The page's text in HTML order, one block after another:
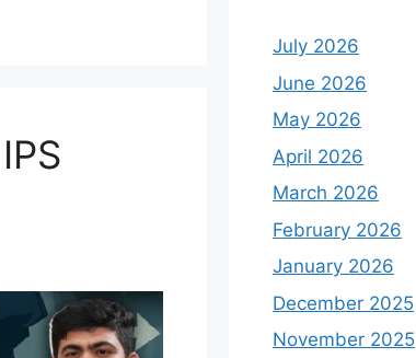
July 2026
June 2026
May 2026
April 2026
March 2026
February 2026
January 2026
December 2025
November 2025